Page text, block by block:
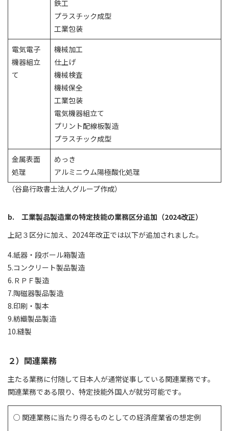
鉄工
プラスチック成型
工業包装
電気電子
機器組立
て
機械加工
仕上げ
機械検査
機械保全
工業包装
電気機器組立て
プリント配線板製造
プラスチック成型
金属表面
処理
めっき
アルミニウム陽極酸化処理
（谷島行政書士法人グループ作成）
b. 工業製品製造業の特定技能の業務区分追加（2024改正）
上記３区分に加え、2024年改正では以下が追加されました。
4.紙器・段ボール箱製造
5.コンクリート製品製造
6.ＲＰＦ製造
7.陶磁器製品製造
8.印刷・製本
9.紡織製品製造
10.縫製
２）関連業務
主たる業務に付随して日本人が通常従事している関連業務です。
関連業務である限り、特定技能外国人が就労可能です。
○ 関連業務に当たり得るものとしての経済産業省の想定例